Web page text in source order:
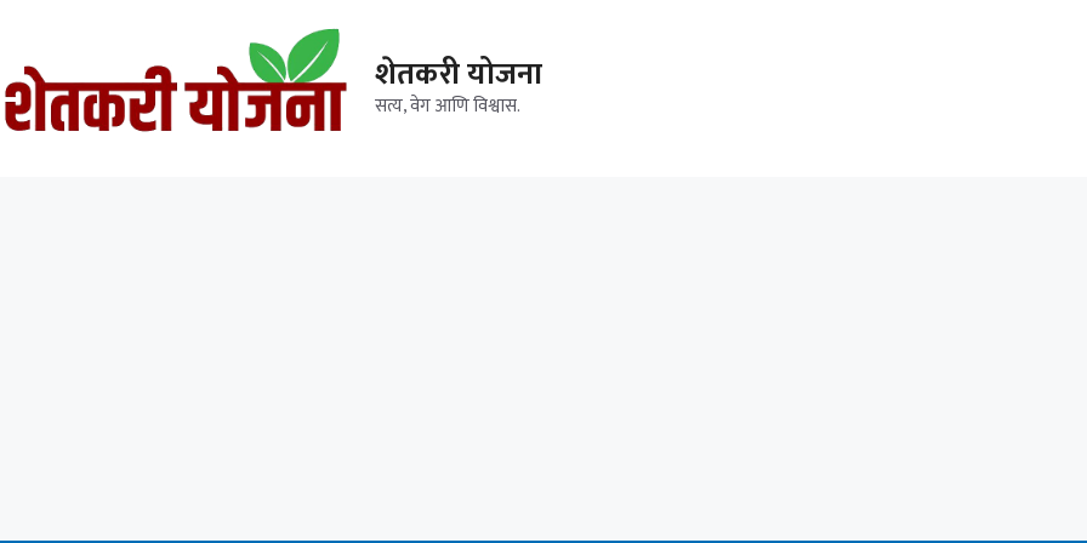
शेतकरी योजना
सत्य, वेग आणि विश्वास.